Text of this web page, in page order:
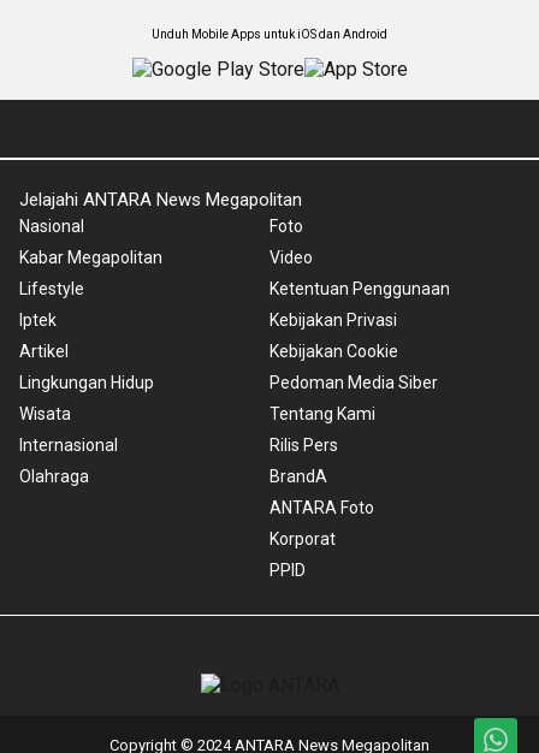
Unduh Mobile Apps untuk iOS dan Android
Jelajahi ANTARA News Megapolitan
Nasional
Kabar Megapolitan
Lifestyle
Iptek
Artikel
Lingkungan Hidup
Wisata
Internasional
Olahraga
Foto
Video
Ketentuan Penggunaan
Kebijakan Privasi
Kebijakan Cookie
Pedoman Media Siber
Tentang Kami
Rilis Pers
BrandA
ANTARA Foto
Korporat
PPID
Copyright © 2024 ANTARA News Megapolitan